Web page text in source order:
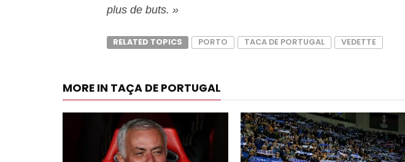
plus de buts. »
RELATED TOPICS PORTO TACA DE PORTUGAL VEDETTE
MORE IN TAÇA DE PORTUGAL